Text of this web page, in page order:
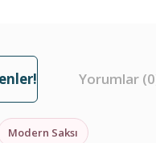
Yorumlar
Modern Saksı